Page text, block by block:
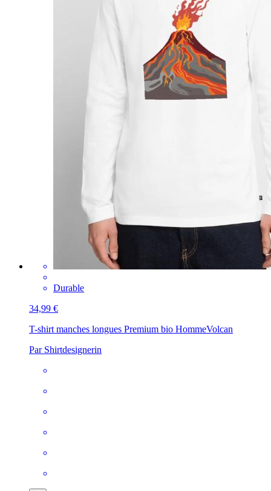
Durable
34,99 €
T-shirt manches longues Premium bio HommeVolcan
Par Shirtdesignerin